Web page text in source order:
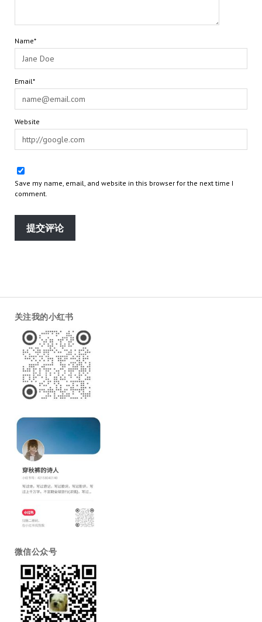
Name*
Email*
Website
Save my name, email, and website in this browser for the next time I
comment.
关注我的小红书
微信公众号